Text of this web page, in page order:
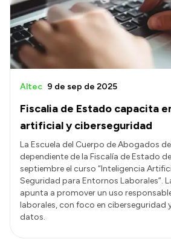
Fiscalia de Estado capacita
artificial y ciberseguridad
Altec 9 de sep de 2025
La Escuela del Cuerpo de Abogados
dependiente de la Fiscalía de Estado
septiembre el curso “Inteligencia
Seguridad para Entornos Laborales”.
apunta a promover un uso
laborales, con foco en ciberseguridad
datos.